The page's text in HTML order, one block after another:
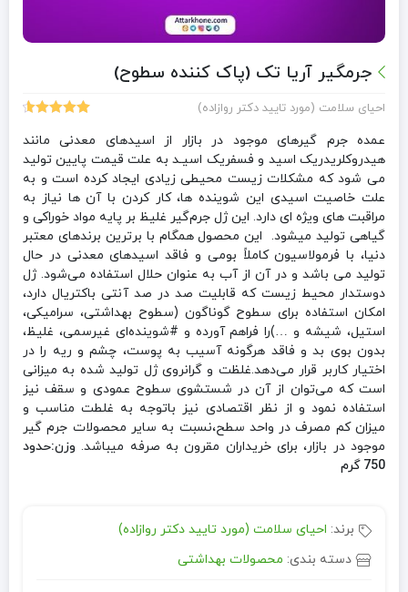
جرمگیر آریا تک (پاک کننده سطوح)
احیای سلامت (مورد تایید دکتر روازاده)
4.67
از 5
در
امتیازدهی
مشتری
عمده جرم گیرهای موجود در بازار از اسیدهای معدنی مانند
هیدروکلریدریک اسید و فسفریک اسیـد به علت قیمت پایین تولید
می شود که مشکلات زیست محیطی زیادی ایجاد کرده است و به
علت خاصیت اسیدی این شوینده ها، کار کردن با آن ها نیاز به
مراقبت های ویژه ای دارد. این ژل جرم‌گیر غلیظ بر پایه مواد خوراکی و
گیاهی تولید میشود. این محصول همگام با برترین برندهای معتبر
دنیا، با فرمولاسیون کاملاً بومی و فاقد اسیدهای معدنی در حال
تولید می باشد و در آن از آب به عنوان حلال استفاده می‌شود. ژل
دوستدار محیط زیست که قابلیت صد در صد آنتی باکتریال دارد،
امکان استفاده برای سطوح گوناگون (سطوح بهداشتی، سرامیکی،
استیل، شیشه و …)را فراهم آورده و #شوینده‌ای غیرسمی، غلیظ،
بدون بوی بد و فاقد هرگونه آسیب به پوست، چشم و ریه را در
اختیار کاربر قرار می‌دهد.غلظت و گرانروی ژل تولید شده به میزانی
است که می‌توان از آن در شستشوی سطوح عمودی و سقف نیز
استفاده نمود و از نظر اقتصادی نیز باتوجه به غلطت مناسب و
میزان کم مصرف در واحد سطح،نسبت به سایر محصولات جرم گیر
موجود در بازار، برای خریداران مقرون به صرفه می­باشد. وزن:حدود
750 گرم
برند: احیای سلامت (مورد تایید دکتر روازاده)
دسته بندی: محصولات بهداشتی